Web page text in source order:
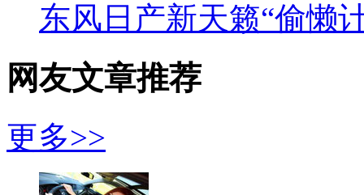
东风日产新天籁“偷懒
网友文章推荐
更多>>